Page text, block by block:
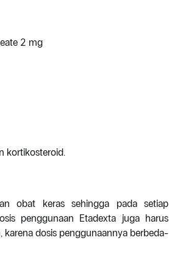
2 mg
kortikosteroid.
obat keras sehingga pada setiap
penggunaan Etadexta juga harus
dosis penggunaannya berbeda-